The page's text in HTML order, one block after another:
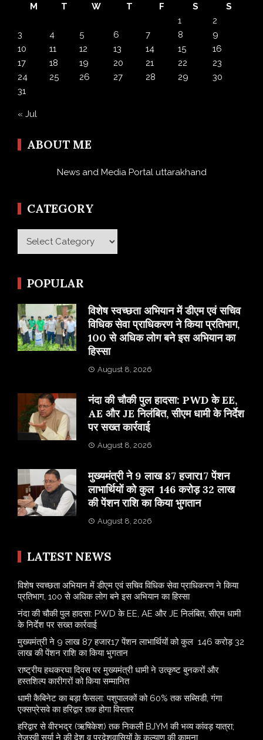
M
T W T F S
S
1
2
3
4 5 6 7 8
9
10
11 12 13 14 15
16
17
18 19 20 21 22
23
24
25 26 27 28 29
30
31
« Jul
ABOUT ME
News and Media Portal uttarakhand
CATEGORY
Category
POPULAR
विशेष स्वच्छता अभियान में डीएम एवं सचिव
विधिक सेवा प्राधिकरण ने किया प्रतिभाग,
100 से अधिक लोग बने इस अभियान का
हिस्सा
August 8, 2026
नंदा की चौकी पुल हादसा: PWD के EE,
AE और JE निलंबित, सीएम धामी के निर्देश
पर सख्त कार्रवाई
August 8, 2026
मुख्यमंत्री ने 9 लाख 87 हजार17 पेंशन
लाभार्थियों को कुल 146 करोड़ 32 लाख
की पेंशन राशि का किया भुगतान
August 8, 2026
LATEST NEWS
विशेष स्वच्छता अभियान में डीएम एवं सचिव विधिक सेवा प्राधिकरण ने किया
प्रतिभाग, 100 से अधिक लोग बने इस अभियान का हिस्सा
नंदा की चौकी पुल हादसा: PWD के EE, AE और JE निलंबित, सीएम धामी
के निर्देश पर सख्त कार्रवाई
मुख्यमंत्री ने 9 लाख 87 हजार17 पेंशन लाभार्थियों को कुल 146 करोड़ 32
लाख की पेंशन राशि का किया भुगतान
राष्ट्रीय हथकरघा दिवस पर मुख्यमंत्री धामी ने उत्कृष्ट बुनकरों और
हस्तशिल्प कारीगरों को किया सम्मानित
​धामी कैबिनेट का बड़ा फैसला: पशुपालकों को 60% तक सब्सिडी, गंगा
एक्सप्रेसवे का हरिद्वार तक होगा विस्तार
​हरिद्वार से वीरभद्र (ऋषिकेश) तक निकली BJYM की भव्य कांवड़ यात्रा;
तेजस्वी सूर्या ने की देश व प्रदेशवासियों के कल्याण की कामना